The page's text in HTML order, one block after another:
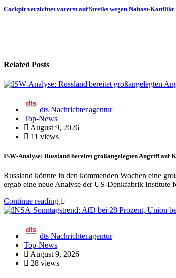
Cockpit verzichtet vorerst auf Streiks wegen Nahost-Konflikt
Related Posts
dts Nachrichtenagentur
Top-News
August 9, 2026
11 views
ISW-Analyse: Russland bereitet großangelegten Angriff auf
Russland könnte in den kommenden Wochen eine
ergab eine neue Analyse der US-Denkfabrik
Continue reading
dts Nachrichtenagentur
Top-News
August 9, 2026
28 views